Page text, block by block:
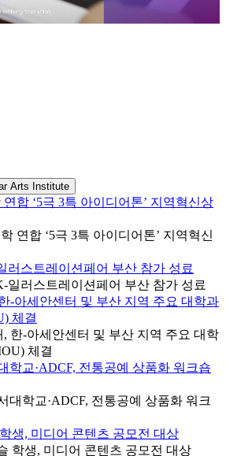
Arts Institute
합 ‘5극 3특 아이디어톤’ 지역혁신상
러스트레이션페어 부산 참가 성료
-아세안센터 및 부산 지역 주요 대학과
체결
학교·ADCF, 전통공예 상품화 워크숍
생, 미디어 콘텐츠 공모전 대상